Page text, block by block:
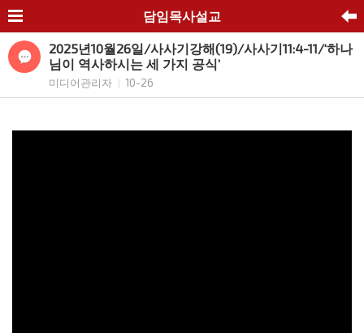
담임목사설교
2025년10월26일/사사기강해(19)/사사기11:4-11/‘하나
님이 역사하시는 세 가지 공식’
미디어관리자 10-26